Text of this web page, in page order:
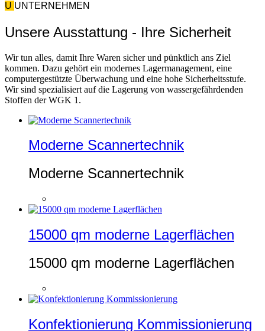
U UNTERNEHMEN
Unsere Ausstattung - Ihre Sicherheit
Wir tun alles, damit Ihre Waren sicher und pünktlich ans Ziel
kommen. Dazu gehört ein modernes Lagermanagement, eine
computergestützte Überwachung und eine hohe Sicherheitsstufe.
Wir sind spezialisiert auf die Lagerung von wassergefährdenden
Stoffen der WGK 1.
Moderne Scannertechnik
Moderne Scannertechnik
15000 qm moderne Lagerflächen
15000 qm moderne Lagerflächen
Konfektionierung Kommissionierung